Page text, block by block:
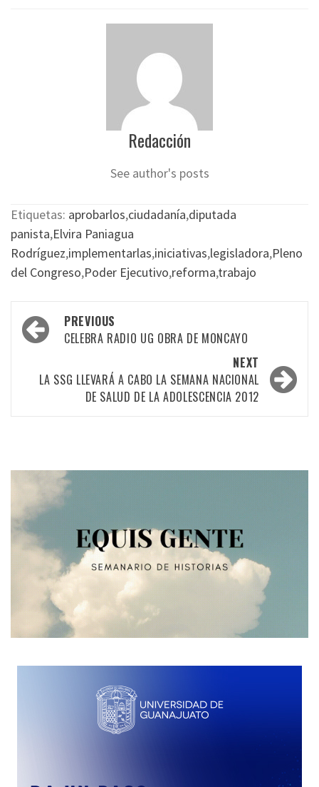
Redacción
See author's posts
Etiquetas: aprobarlos,ciudadanía,diputada
panista,Elvira Paniagua
Rodríguez,implementarlas,iniciativas,legisladora,Pleno
del Congreso,Poder Ejecutivo,reforma,trabajo
Post
navigation
PREVIOUS
CELEBRA RADIO UG OBRA DE MONCAYO
NEXT
LA SSG LLEVARÁ A CABO LA SEMANA NACIONAL
DE SALUD DE LA ADOLESCENCIA 2012